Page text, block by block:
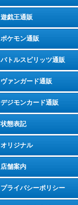
遊戯王通販
ポケモン通販
バトルスピリッツ通販
ヴァンガード通販
デジモンカード通販
状態表記
オリジナル
店舗案内
プライバシーポリシー